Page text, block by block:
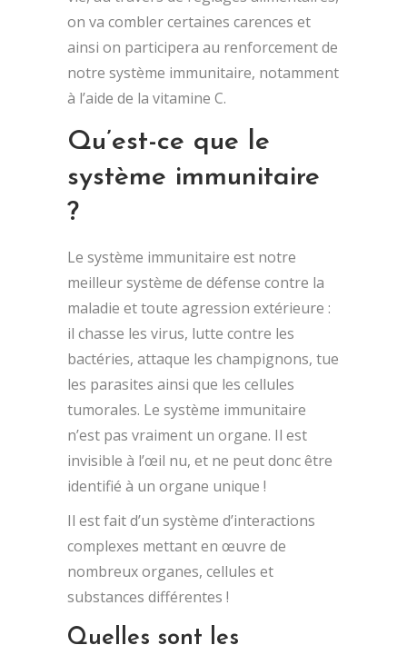
on va combler certaines carences et
ainsi on participera au renforcement de
notre système immunitaire, notamment
à l’aide de la vitamine C.
Qu’est-ce que le
système immunitaire
?
Le système immunitaire est notre
meilleur système de défense contre la
maladie et toute agression extérieure :
il chasse les virus, lutte contre les
bactéries, attaque les champignons, tue
les parasites ainsi que les cellules
tumorales. Le système immunitaire
n’est pas vraiment un organe. Il est
invisible à l’œil nu, et ne peut donc être
identifié à un organe unique !
Il est fait d’un système d’interactions
complexes mettant en œuvre de
nombreux organes, cellules et
substances différentes !
Quelles sont les